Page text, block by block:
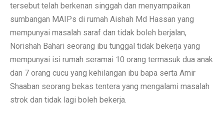
tersebut telah berkenan singgah dan menyampaikan
sumbangan MAIPs di rumah Aishah Md Hassan yang
mempunyai masalah saraf dan tidak boleh berjalan,
Norishah Bahari seorang ibu tunggal tidak bekerja yang
mempunyai isi rumah seramai 10 orang termasuk dua anak
dan 7 orang cucu yang kehilangan ibu bapa serta Amir
Shaaban seorang bekas tentera yang mengalami masalah
strok dan tidak lagi boleh bekerja.